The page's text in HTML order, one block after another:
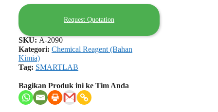
Request Quotation
SKU: A-2090
Kategori: Chemical Reagent (Bahan
Kimia)
Tag: SMARTLAB
Bagikan Produk ini ke Tim Anda